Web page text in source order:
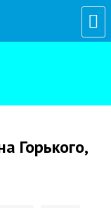
Горького,